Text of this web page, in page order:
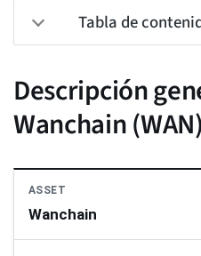
Tabla de
Descripción
Wanchain (WAN)
ASSET
Wanchain